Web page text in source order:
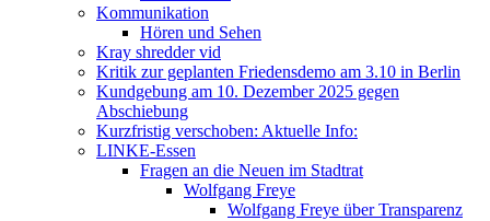
Kommunikation
Hören und Sehen
Kray shredder vid
Kritik zur geplanten Friedensdemo am 3.10 in Berlin
Kundgebung am 10. Dezember 2025 gegen
Abschiebung
Kurzfristig verschoben: Aktuelle Info:
LINKE-Essen
Fragen an die Neuen im Stadtrat
Wolfgang Freye
Wolfgang Freye über Transparenz